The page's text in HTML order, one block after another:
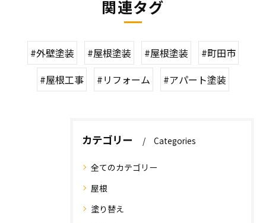
関連タグ
#外壁塗装 #屋根塗装 #屋根塗装
#町田市
#屋根工事
#リフォーム #アパート塗装
カテゴリー Categories
全てのカテゴリー
屋根
塗り替え